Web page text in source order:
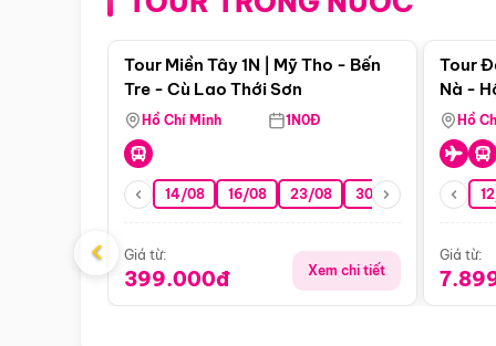
Điểm nổi bật
Tour Miền Tây 1N | Mỹ Tho - Bến
Tre - Cù Lao Thới Sơn
Hồ Chí Minh 1N0Đ
14/08 16/08 23/08 30/08 06/09
Giá từ:
399.000đ Xem chi tiết
Tour
Nà -
Nha
Hồ
Giá từ:
‹